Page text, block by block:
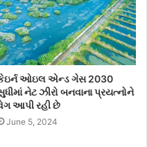
ઓઇલ એન્ડ ગેસ 2030
નેટ ઝીરો બનવાના પ્રયત્નોને
આપી રહી છે
June 5, 2024